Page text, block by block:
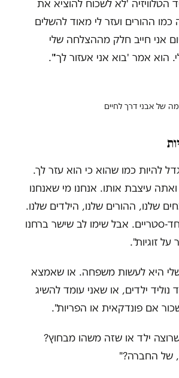
הטלוויזיה 'לא לשכוח להוציא את
ההורים ועזר לי מאוד להשלים
אני חייב חלק מההצלחה שלי
הוא אמר 'בוא אני אעזור לך'".
של אבני דרך לחיים
להיות כמו שהוא כי הוא עזר לך.
עיצבת אותו. אנחנו מי שאנחנו
שלנו, ההורים שלנו, הילדים שלנו.
סטריים. אבל שימו לב שישר ברחנו
זוגיות".
שלי היא לעשות משפחה. או שאמצא
נוליד ילדים, או שאני עומד להשיג
אם פונדקאית או הפריות".
ילד או שזה משהו מבחוץ?
של החברה?"